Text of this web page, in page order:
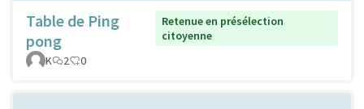
Table de Ping
pong
Retenue en présélection
citoyenne
K
2 0